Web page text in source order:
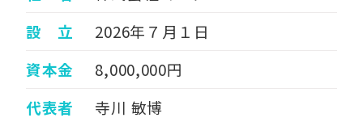
設 立
2026年７月１日
資本金
8,000,000円
代表者
寺川 敏博